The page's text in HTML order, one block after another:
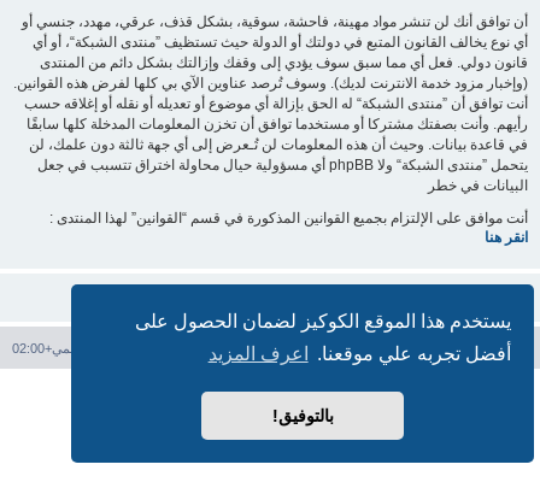
يستخدم هذا الموقع الكوكيز لضمان الحصول على
أفضل تجربه علي موقعنا.
اعرف المزيد
بالتوفيق!
أن توافق أنك لن تنشر مواد مهينة، فاحشة، سوقية، بشكل قذف، عرقي، مهدد، جنسي أو
أي نوع يخالف القانون المتبع في دولتك أو الدولة حيث تستظيف ”منتدى الشبكة“، أو أي
قانون دولي. فعل أي مما سبق سوف يؤدي إلى وقفك وإزالتك بشكل دائم من المنتدى
(وإخبار مزود خدمة الانترنت لديك). وسوف تُرصد عناوين الآي بي كلها لفرض هذه القوانين.
أنت توافق أن ”منتدى الشبكة“ له الحق بإزالة أي موضوع أو تعديله أو نقله أو إغلاقه حسب
رأيهم. وأنت بصفتك مشتركا أو مستخدما توافق أن تخزن المعلومات المدخلة كلها سابقًا
في قاعدة بيانات. وحيث أن هذه المعلومات لن تُـعرض إلى أي جهة ثالثة دون علمك، لن
يتحمل ”منتدى الشبكة“ ولا phpBB أي مسؤولية حيال محاولة اختراق تتسبب في جعل
البيانات في خطر
أنت موافق على الإلتزام بجميع القوانين المذكورة في قسم “القوانين” لهذا المنتدى :
انقر هنا
فهرس المنتدى جميع الأوقات تستخدم التوقيت العالمي+02:00 حذف الكوكيز
بدعم منphpBB
® Forum Software © phpBB Limited
الترجمة برعاية